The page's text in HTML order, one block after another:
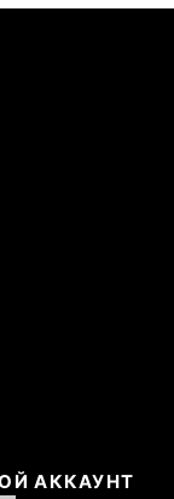
АККАУНТ